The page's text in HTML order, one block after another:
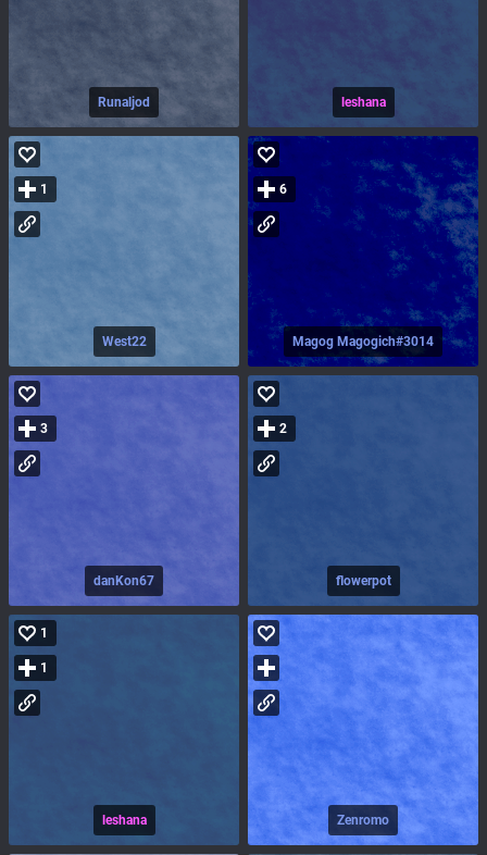
Runaljod leshana
West22
1
Magog Magogich#3014
6
danKon67
3
flowerpot
2
leshana
1
1
Zenromo